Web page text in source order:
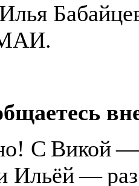
МАИ.
С Викой
Ильёй —